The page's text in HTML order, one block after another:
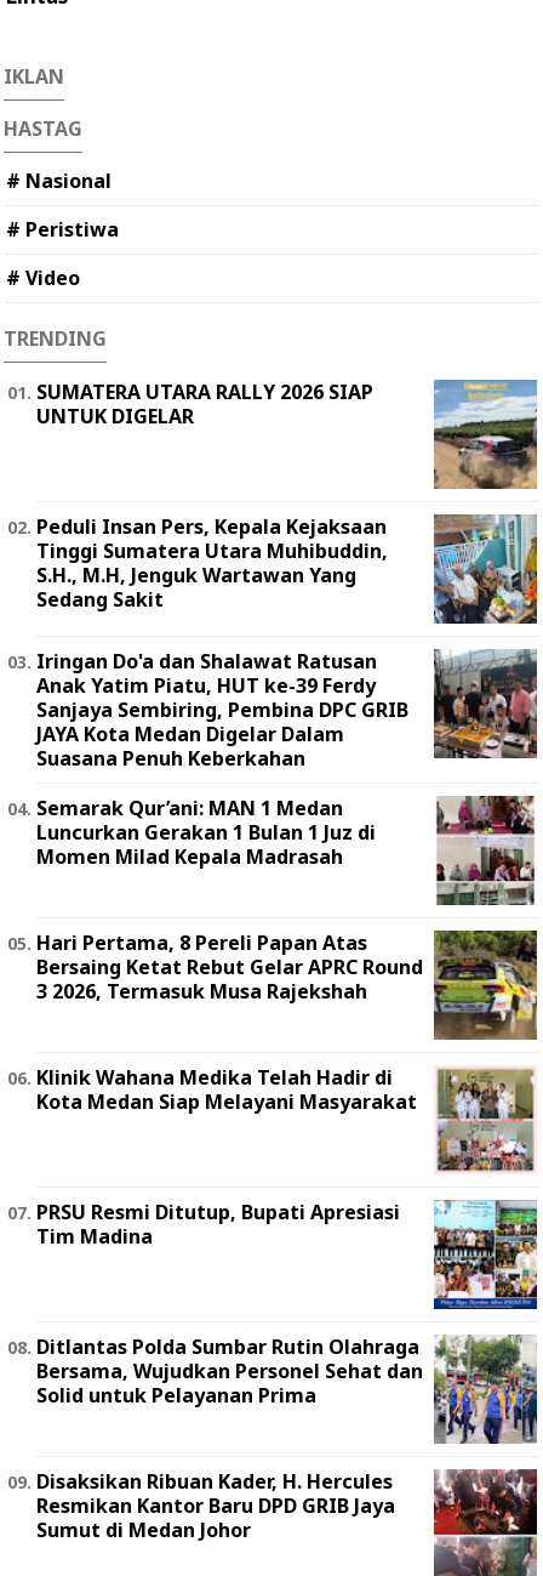
IKLAN
HASTAG
# Nasional
# Peristiwa
# Video
TRENDING
SUMATERA UTARA RALLY 2026 SIAP
UNTUK DIGELAR
Peduli Insan Pers, Kepala Kejaksaan
Tinggi Sumatera Utara Muhibuddin,
S.H., M.H, Jenguk Wartawan Yang
Sedang Sakit
Iringan Do'a dan Shalawat Ratusan
Anak Yatim Piatu, HUT ke-39 Ferdy
Sanjaya Sembiring, Pembina DPC GRIB
JAYA Kota Medan Digelar Dalam
Suasana Penuh Keberkahan
Semarak Qur’ani: MAN 1 Medan
Luncurkan Gerakan 1 Bulan 1 Juz di
Momen Milad Kepala Madrasah
Hari Pertama, 8 Pereli Papan Atas
Bersaing Ketat Rebut Gelar APRC Round
3 2026, Termasuk Musa Rajekshah
Klinik Wahana Medika Telah Hadir di
Kota Medan Siap Melayani Masyarakat
PRSU Resmi Ditutup, Bupati Apresiasi
Tim Madina
Ditlantas Polda Sumbar Rutin Olahraga
Bersama, Wujudkan Personel Sehat dan
Solid untuk Pelayanan Prima
Disaksikan Ribuan Kader, H. Hercules
Resmikan Kantor Baru DPD GRIB Jaya
Sumut di Medan Johor